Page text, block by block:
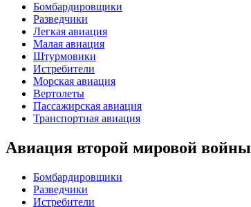
Бомбардировщики
Разведчики
Легкая авиация
Малая авиация
Штурмовики
Истребители
Морская авиация
Вертолеты
Пассажирская авиация
Транспортная авиация
Авиация второй мировой войны
Бомбардировщики
Разведчики
Истребители